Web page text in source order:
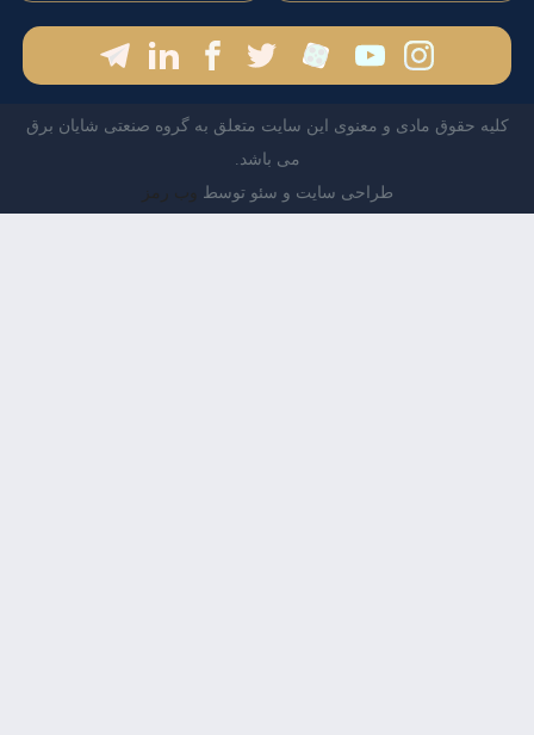
حقوق مادی و معنوی این سایت متعلق به گروه صنعتی شایان برق
می باشد.
طراحی سایت و سئو توسطوب رمز